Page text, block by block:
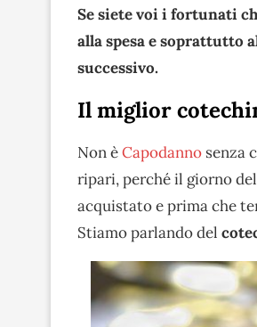
Se siete voi i fortunati
alla spesa e soprattutto
successivo.
Il miglior
Non èCapodanno senza
ripari, perché il giorno
acquistato e prima che
Stiamo parlando del